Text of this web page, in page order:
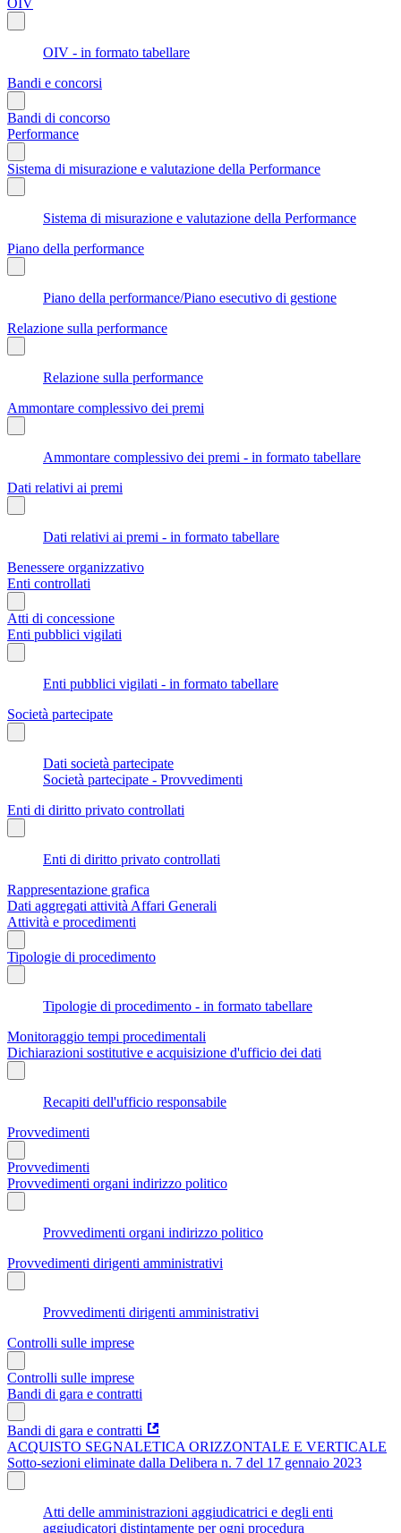
OIV - in formato tabellare
Bandi e concorsi
Bandi di concorso
Performance
Sistema di misurazione e valutazione della Performance
Sistema di misurazione e valutazione della Performance
Piano della performance
Piano della performance/Piano esecutivo di gestione
Relazione sulla performance
Relazione sulla performance
Ammontare complessivo dei premi
Ammontare complessivo dei premi - in formato tabellare
Dati relativi ai premi
Dati relativi ai premi - in formato tabellare
Benessere organizzativo
Enti controllati
Atti di concessione
Enti pubblici vigilati
Enti pubblici vigilati - in formato tabellare
Società partecipate
Dati società partecipate
Società partecipate - Provvedimenti
Enti di diritto privato controllati
Enti di diritto privato controllati
Rappresentazione grafica
Dati aggregati attività Affari Generali
Attività e procedimenti
Tipologie di procedimento
Tipologie di procedimento - in formato tabellare
Monitoraggio tempi procedimentali
Dichiarazioni sostitutive e acquisizione d'ufficio dei dati
Recapiti dell'ufficio responsabile
Provvedimenti
Provvedimenti
Provvedimenti organi indirizzo politico
Provvedimenti organi indirizzo politico
Provvedimenti dirigenti amministrativi
Provvedimenti dirigenti amministrativi
Controlli sulle imprese
Controlli sulle imprese
Bandi di gara e contratti
Bandi di gara e contratti
ACQUISTO SEGNALETICA ORIZZONTALE E VERTICALE
Sotto-sezioni eliminate dalla Delibera n. 7 del 17 gennaio 2023
Atti delle amministrazioni aggiudicatrici e degli enti
aggiudicatori distintamente per ogni procedura